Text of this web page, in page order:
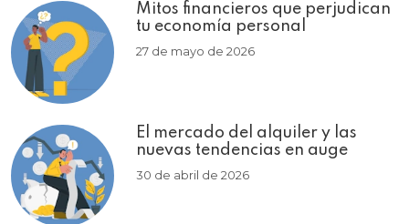
Mitos financieros que perjudican
tu economía personal
27 de mayo de 2026
El mercado del alquiler y las
nuevas tendencias en auge
30 de abril de 2026